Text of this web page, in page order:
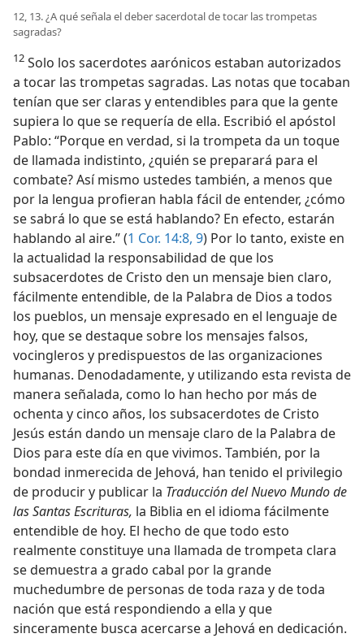
12, 13. ¿A qué señala el deber sacerdotal de tocar las trompetas
sagradas?
12 Solo los sacerdotes aarónicos estaban autorizados
a tocar las trompetas sagradas. Las notas que tocaban
tenían que ser claras y entendibles para que la gente
supiera lo que se requería de ella. Escribió el apóstol
Pablo: “Porque en verdad, si la trompeta da un toque
de llamada indistinto, ¿quién se preparará para el
combate? Así mismo ustedes también, a menos que
por la lengua profieran habla fácil de entender, ¿cómo
se sabrá lo que se está hablando? En efecto, estarán
hablando al aire.” (1 Cor. 14:8, 9) Por lo tanto, existe en
la actualidad la responsabilidad de que los
subsacerdotes de Cristo den un mensaje bien claro,
fácilmente entendible, de la Palabra de Dios a todos
los pueblos, un mensaje expresado en el lenguaje de
hoy, que se destaque sobre los mensajes falsos,
vocingleros y predispuestos de las organizaciones
humanas. Denodadamente, y utilizando esta revista de
manera señalada, como lo han hecho por más de
ochenta y cinco años, los subsacerdotes de Cristo
Jesús están dando un mensaje claro de la Palabra de
Dios para este día en que vivimos. También, por la
bondad inmerecida de Jehová, han tenido el privilegio
de producir y publicar la Traducción del Nuevo Mundo de
las Santas Escrituras, la Biblia en el idioma fácilmente
entendible de hoy. El hecho de que todo esto
realmente constituye una llamada de trompeta clara
se demuestra a grado cabal por la grande
muchedumbre de personas de toda raza y de toda
nación que está respondiendo a ella y que
sinceramente busca acercarse a Jehová en dedicación.